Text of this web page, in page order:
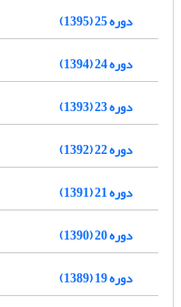
دوره 25 (1395)
دوره 24 (1394)
دوره 23 (1393)
دوره 22 (1392)
دوره 21 (1391)
دوره 20 (1390)
دوره 19 (1389)